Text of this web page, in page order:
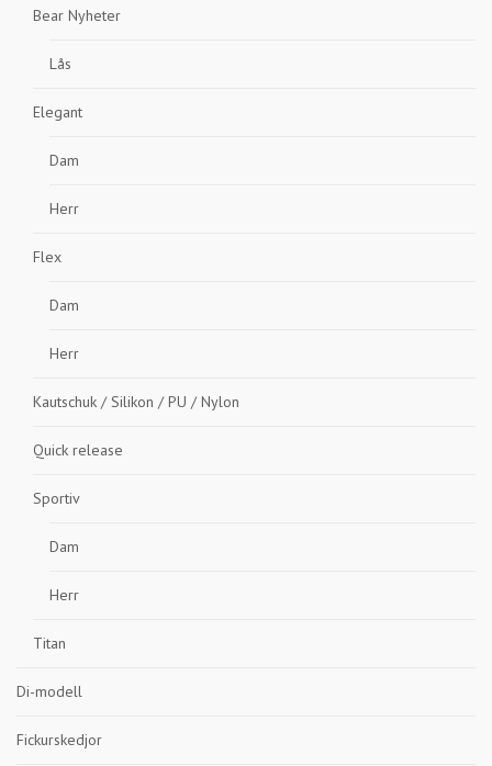
Bear Nyheter
Lås
Elegant
Dam
Herr
Flex
Dam
Herr
Kautschuk / Silikon / PU / Nylon
Quick release
Sportiv
Dam
Herr
Titan
Di-modell
Fickurskedjor